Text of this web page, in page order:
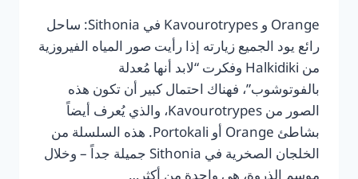
Orange و Kavourotrypes في Sithonia: ساحل
رائع يود الجميع زيارته إذا رأيت صور المياه الفيروزية
من Halkidiki وفكرت “لابد أنها مُعدلة
بالفوتوشوب”، فهناك احتمال كبير أن تكون هذه
الصور من Kavourotrypes، والذي يُعرف أيضاً
بشاطئ Orange أو Portokali. هذه السلسلة من
الخلجان الصخرية في Sithonia جميلة جداً – وخلال
موسم الذروة، هي واحدة من أكثر…